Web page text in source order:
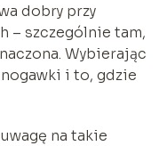
dobry przy
– szczególnie tam,
Wybierając
i to, gdzie
na takie